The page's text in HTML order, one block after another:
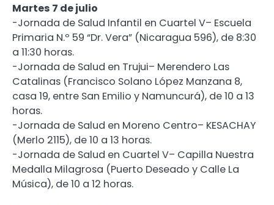
Martes 7 de julio
-Jornada de Salud Infantil en Cuartel V– Escuela
Primaria N.º 59 “Dr. Vera” (Nicaragua 596), de 8:30
a 11:30 horas.
-Jornada de Salud en Trujui– Merendero Las
Catalinas (Francisco Solano López Manzana 8,
casa 19, entre San Emilio y Namuncurá), de 10 a 13
horas.
-Jornada de Salud en Moreno Centro– KESACHAY
(Merlo 2115), de 10 a 13 horas.
-Jornada de Salud en Cuartel V– Capilla Nuestra
Medalla Milagrosa (Puerto Deseado y Calle La
Música), de 10 a 12 horas.